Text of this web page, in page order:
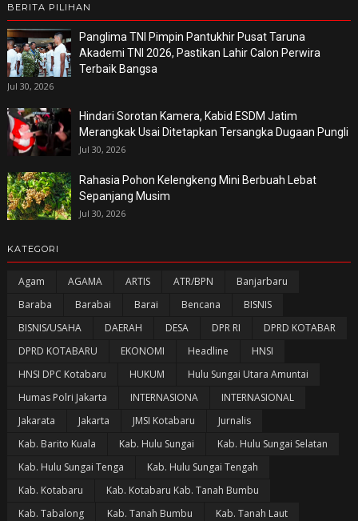
BERITA PILIHAN
Panglima TNI Pimpin Pantukhir Pusat Taruna
Akademi TNI 2026, Pastikan Lahir Calon Perwira
Terbaik Bangsa
Jul 30, 2026
Hindari Sorotan Kamera, Kabid ESDM Jatim
Merangkak Usai Ditetapkan Tersangka Dugaan Pungli
Jul 30, 2026
Rahasia Pohon Kelengkeng Mini Berbuah Lebat
Sepanjang Musim
Jul 30, 2026
KATEGORI
Agam AGAMA ARTIS ATR/BPN
Banjarbaru
Baraba
Barabai Barai Bencana
BISNIS
BISNIS/USAHA
DAERAH DESA DPR RI
DPRD KOTABAR
DPRD KOTABARU
EKONOMI Headline
HNSI
HNSI DPC Kotabaru
HUKUM
Hulu Sungai Utara Amuntai
Humas Polri Jakarta
INTERNASIONA
INTERNASIONAL
Jakarata
Jakarta JMSI Kotabaru
Jurnalis
Kab. Barito Kuala
Kab. Hulu Sungai
Kab. Hulu Sungai Selatan
Kab. Hulu Sungai Tenga
Kab. Hulu Sungai Tengah
Kab. Kotabaru
Kab. Kotabaru Kab. Tanah Bumbu
Kab. Tabalong
Kab. Tanah Bumbu
Kab. Tanah Laut